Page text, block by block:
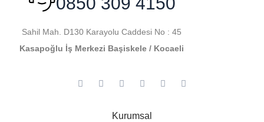
Sahil Mah. D130 Karayolu Caddesi No : 45
Kasapoğlu İş Merkezi Başiskele / Kocaeli
Kurumsal